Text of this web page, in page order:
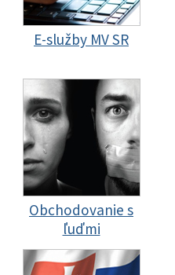
E-služby MV SR
Obchodovanie s
ľuďmi